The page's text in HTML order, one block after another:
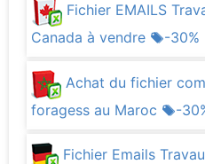
Fichier EMAILS
Canada à vendre
-30%
Achat du fichier
foragess au Maroc
-
Fichier Emails